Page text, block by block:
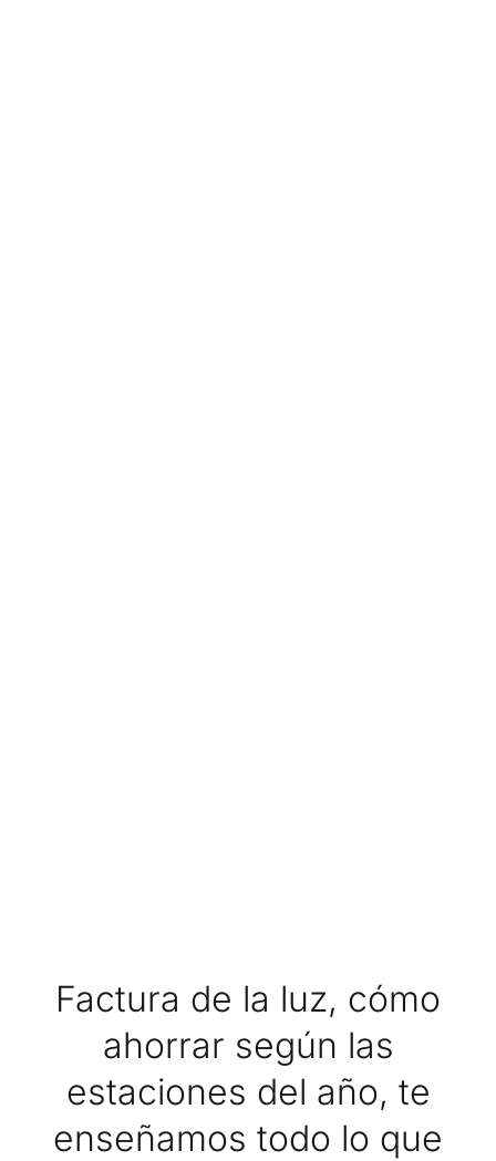
Factura de la luz, cómo
ahorrar según las
estaciones del año, te
enseñamos todo lo que